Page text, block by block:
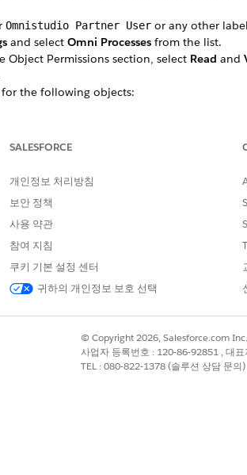
Omnistudio Partner Useror any other
and select Omni Processesfrom the list.
Object Permissions section, select Read and
for the following objects:
Sessions
했습니까?
세요.
SALESFORCE
개인정보 처리방침
보안 정책
사용 약관
참여 지침
쿠키 기본 설정 센터
귀하의 개인정보 보호 선택
© Copyright 2026, Salesforce.com
사업자 등록번호 : 120-86-92851 , 대
TEL : 080-822-1378 (솔루션 상담 문